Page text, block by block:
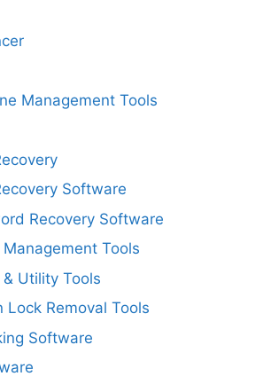
Management Tools
Software
Recovery Software
Tools
Utility Tools
Lock Removal Tools
Software